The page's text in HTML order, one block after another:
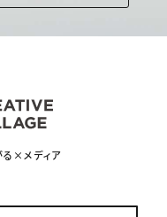
る×メディア